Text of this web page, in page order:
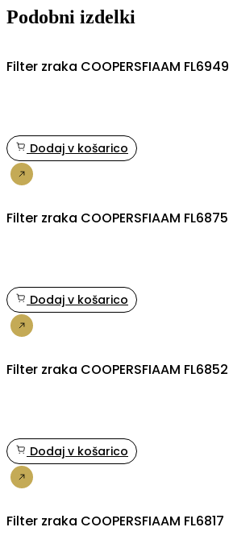
Podobni izdelki
Filter zraka COOPERSFIAAM FL6949
Dodaj v košarico
Filter zraka COOPERSFIAAM FL6875
Dodaj v košarico
Filter zraka COOPERSFIAAM FL6852
Dodaj v košarico
Filter zraka COOPERSFIAAM FL6817